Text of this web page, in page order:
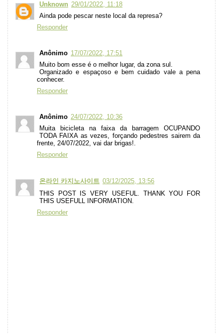
Unknown 29/01/2022, 11:18
Ainda pode pescar neste local da represa?
Responder
Anônimo 17/07/2022, 17:51
Muito bom esse é o melhor lugar, da zona sul.
Organizado e espaçoso e bem cuidado vale a pena
conhecer.
Responder
Anônimo 24/07/2022, 10:36
Muita bicicleta na faixa da barragem OCUPANDO
TODA FAIXA as vezes, forçando pedestres sairem da
frente, 24/07/2022, vai dar brigas!.
Responder
온라인 카지노사이트 03/12/2025, 13:56
THIS POST IS VERY USEFUL. THANK YOU FOR
THIS USEFULL INFORMATION.
Responder